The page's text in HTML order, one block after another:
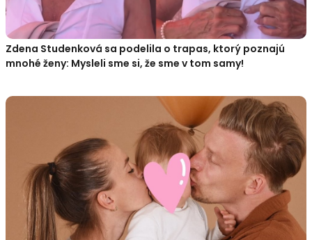
Zdena Studenková sa podelila o trapas, ktorý poznajú
mnohé ženy: Mysleli sme si, že sme v tom samy!